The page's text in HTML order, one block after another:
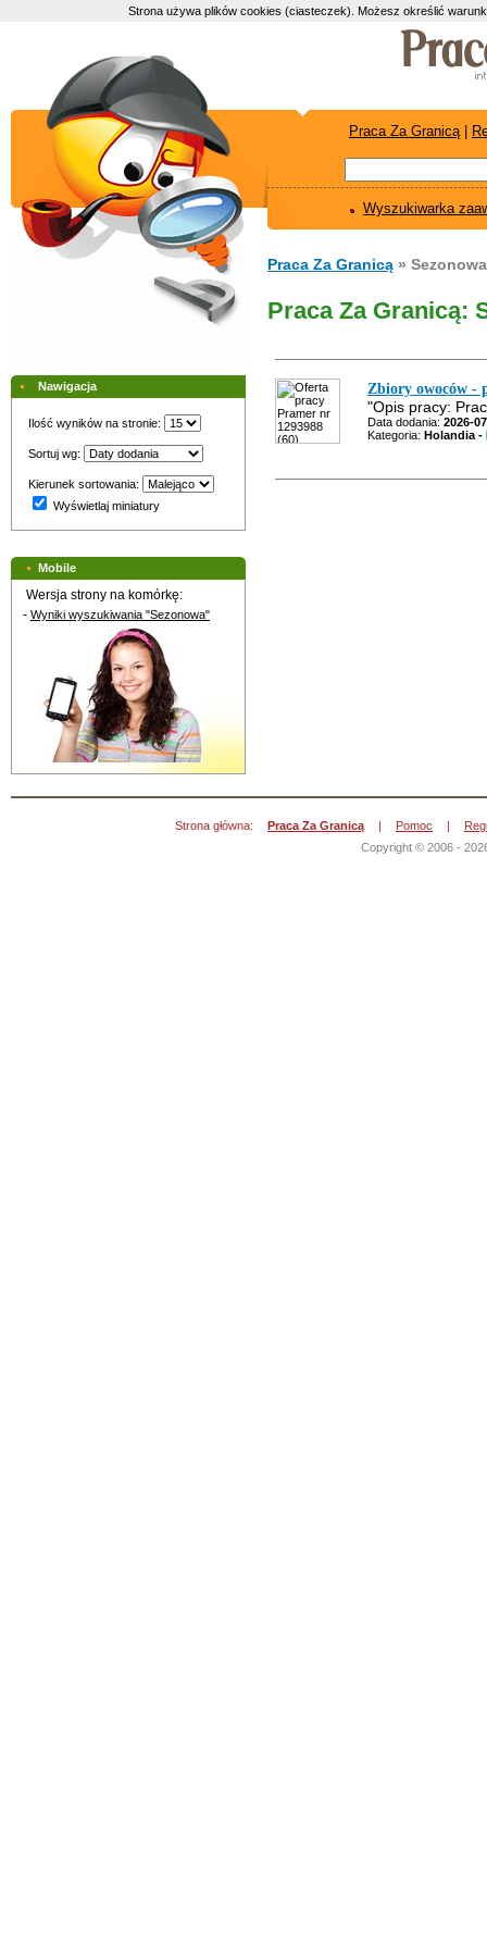
Praca Za Granicą|
Wyszukiwarka
Praca Za Granicą » Sezonowa
Praca Za Granicą:
Zbiory owoców -
"Opis pracy:
Data dodania: 2026-
Kategoria: Holandia -
Nawigacja
Ilość wyników na stronie:
Sortuj wg:
Kierunek sortowania:
Wyświetlaj miniatury
Mobile
Wersja strony na komórkę:
- Wyniki wyszukiwania "Sezonowa"
Strona główna: Praca Za Granicą | Pomoc |
Copyright © 2006 -
Strona używa plików cookies (ciasteczek). Możesz określić